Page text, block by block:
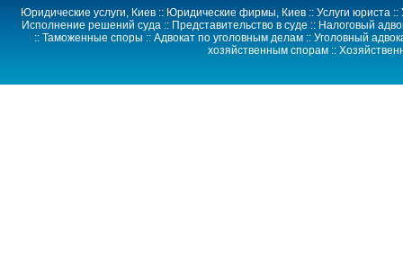
Юридические услуги, Киев :: Юридические фирмы, Киев :: Услуги юриста::
Исполнение решений суда :: Представительство в суде :: Налоговый
:: Таможенные споры :: Адвокат по уголовным делам :: Уголовный
хозяйственным спорам::